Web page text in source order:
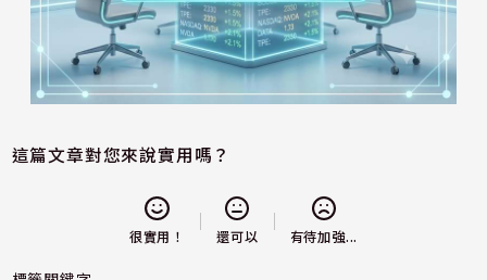
這篇文章對您來說實用嗎？
很實用！ 還可以 有待加強...